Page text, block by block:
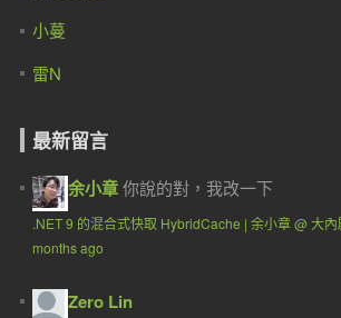
小蔓
雷N
最新留言
余小章你說的對，我改一下
.NET 9 的混合式快取 HybridCache | 余小章 @ 大
months ago
Zero Lin